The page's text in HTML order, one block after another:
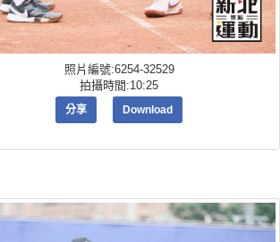
照片編號:6254-32529
拍攝時間:10:25
分享 Download